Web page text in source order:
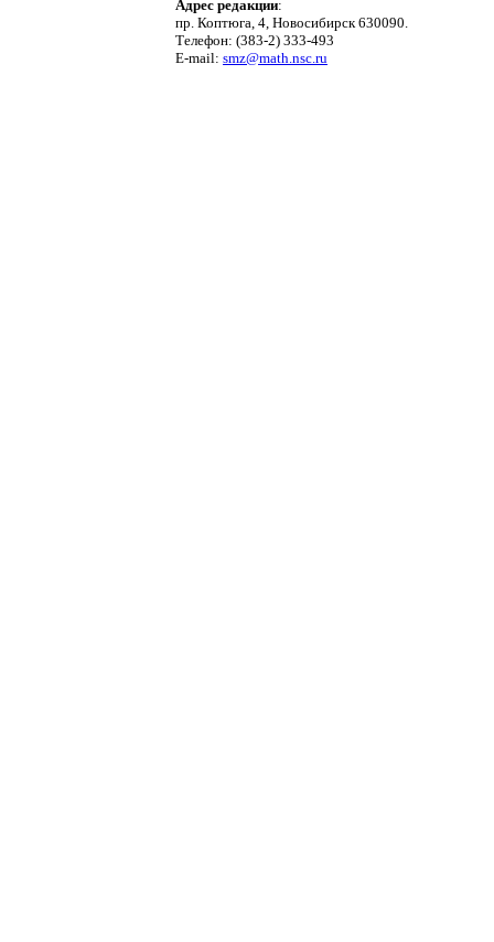
Адрес редакции:
пр. Коптюга, 4, Новосибирск 630090.
Телефон: (383-2) 333-493
E-mail: smz@math.nsc.ru